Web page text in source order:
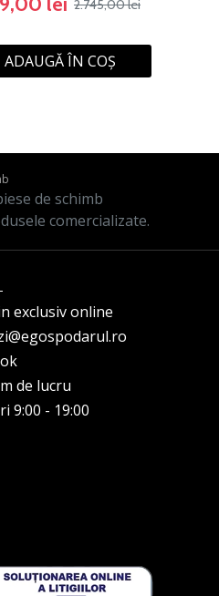
2.745,00 lei
ADAUGĂ ÎN COŞ
de schimb
comercializate.
exclusiv online
de lucru
9:00 - 19:00